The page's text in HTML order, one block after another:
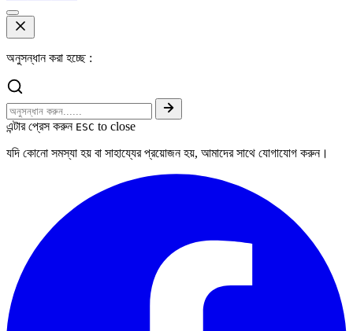
অনুসন্ধান করা হচ্ছে :
এন্টার প্রেস করুন ESC to close
যদি কোনো সমস্যা হয় বা সাহায্যের প্রয়োজন হয়, আমাদের সাথে যোগাযোগ করুন।